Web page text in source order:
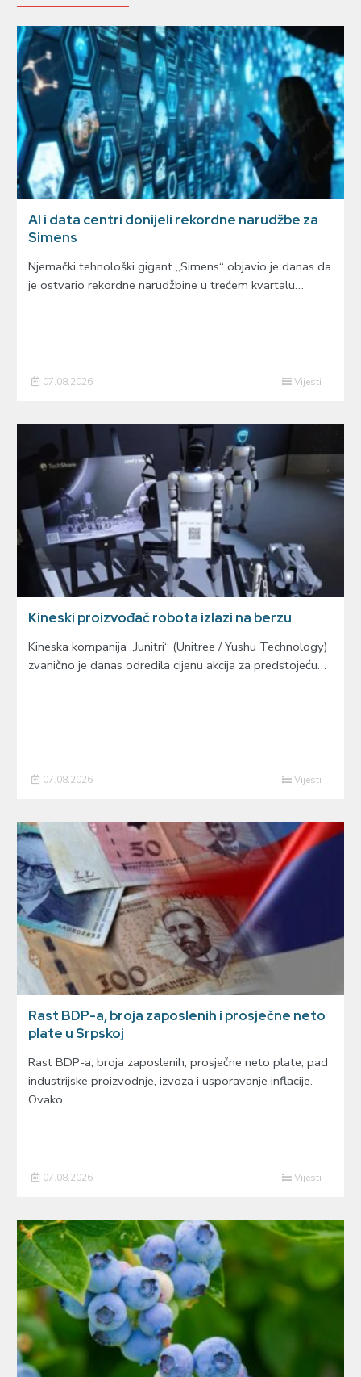
AI i data centri donijeli rekordne narudžbe za
Simens
Njemački tehnološki gigant „Simens“ objavio je danas da
je ostvario rekordne narudžbine u trećem kvartalu…
07.08.2026 Vijesti
Kineski proizvođač robota izlazi na berzu
Kineska kompanija „Junitri“ (Unitree / Yushu Technology)
zvanično je danas odredila cijenu akcija za predstojeću…
07.08.2026 Vijesti
Rast BDP-a, broja zaposlenih i prosječne neto
plate u Srpskoj
Rast BDP-a, broja zaposlenih, prosječne neto plate, pad
industrijske proizvodnje, izvoza i usporavanje inflacije.
Ovako…
07.08.2026 Vijesti